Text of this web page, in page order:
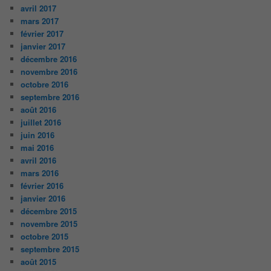
avril 2017
mars 2017
février 2017
janvier 2017
décembre 2016
novembre 2016
octobre 2016
septembre 2016
août 2016
juillet 2016
juin 2016
mai 2016
avril 2016
mars 2016
février 2016
janvier 2016
décembre 2015
novembre 2015
octobre 2015
septembre 2015
août 2015